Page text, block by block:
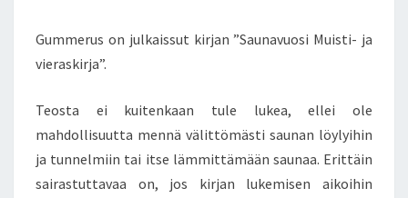
K
A
A
,
E
S
Gummerus on julkaissut kirjan ”Saunavuosi Muisti- ja
vieraskirja”.
Teosta ei kuitenkaan tule lukea, ellei ole
mahdollisuutta mennä välittömästi saunan löylyihin
ja tunnelmiin tai itse lämmittämään saunaa. Erittäin
sairastuttavaa on, jos kirjan lukemisen aikoihin